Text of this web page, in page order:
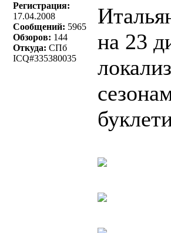
Регистрация:
17.04.2008
Сообщений: 5965
Обзоров: 144
Откуда: СПб
ICQ#335380035
на 23